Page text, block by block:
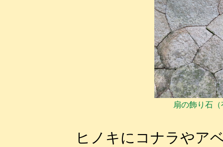
扇の飾り石
ヒノキにコナラやア